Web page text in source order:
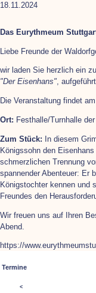
18.11.2024
Das Eurythmeum
Liebe Freunde der
wir laden Sie herzlich ein
"Der Eisenhans",
Die Veranstaltung findet am
Ort: Festhalle/Turnhalle
Zum Stück: In diesem
Königssohn den
schmerzlichen Trennung
spannender Abenteuer: Er
Königstochter kennen und
Freundes den
Wir freuen uns auf Ihren
Abend.
https://
Termine
<